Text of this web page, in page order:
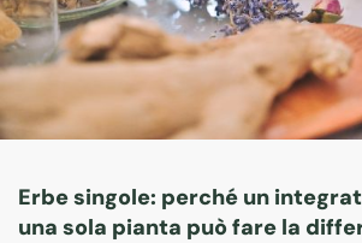
Erbe singole: perché un
una sola pianta può fare la